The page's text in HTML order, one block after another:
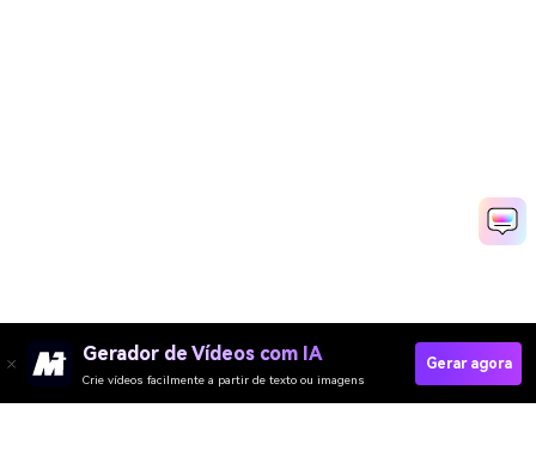
Gerador de Vídeos com IA
Crie vídeos facilmente a partir de texto ou imagens
Gerar agora